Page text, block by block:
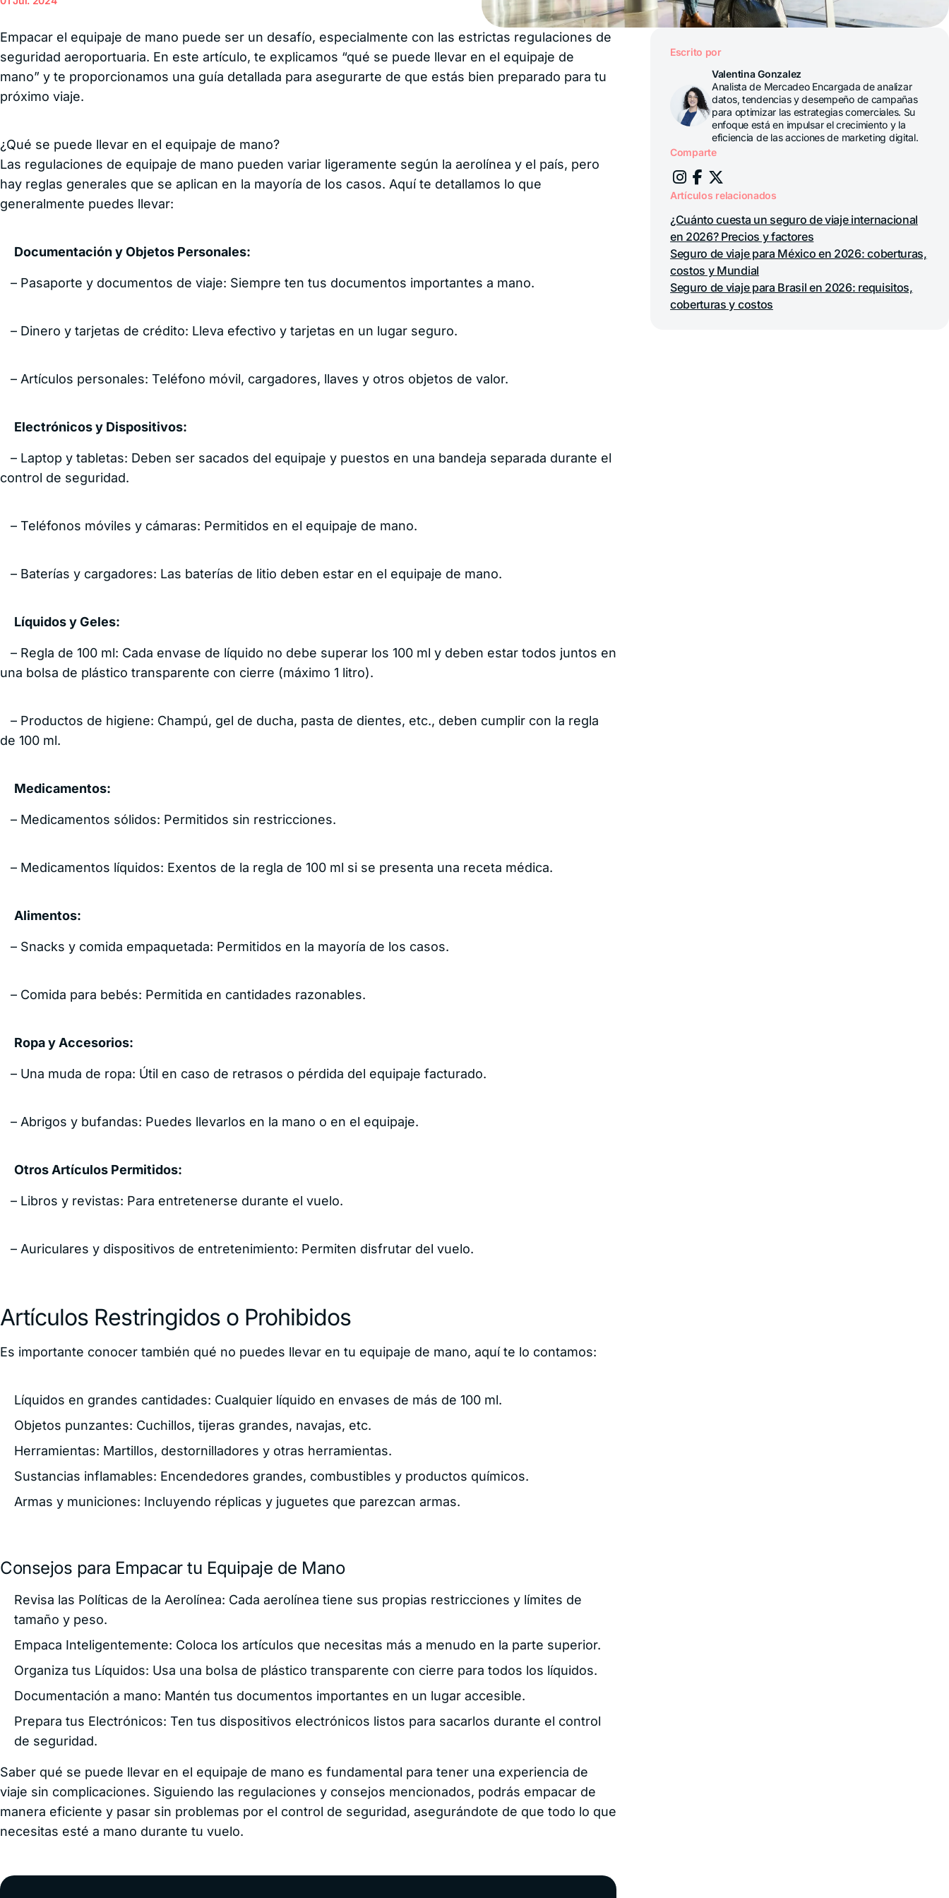
viaje para
mayores
Seguro de
viaje para
Seguro de
viaje para
cancelación
Seguro de
grupos
Seguro de
niños
viaje para
Work and
Cotiza por WhatsApp
Seguros de
corredores
Seguros de
viaje por
inclusión
Tengo una emergencia
¿Cuáles son los teléfonos
de emergencia?
moneda de pago de mi
cotización?
eSIM gratuito
Reportar tu emergencia
Empacar el equipaje de mano puede ser un desafío, especialmente con las estrictas regulaciones de
seguridad aeroportuaria. En este artículo, te explicamos “qué se puede llevar en el equipaje de
mano” y te proporcionamos una guía detallada para asegurarte de que estás bien preparado para tu
próximo viaje.
¿Qué se puede llevar en el equipaje de mano?
Las regulaciones de equipaje de mano pueden variar ligeramente según la aerolínea y el país, pero
hay reglas generales que se aplican en la mayoría de los casos. Aquí te detallamos lo que
generalmente puedes llevar:
Documentación y Objetos Personales:
– Pasaporte y documentos de viaje: Siempre ten tus documentos importantes a mano.
– Dinero y tarjetas de crédito: Lleva efectivo y tarjetas en un lugar seguro.
– Artículos personales: Teléfono móvil, cargadores, llaves y otros objetos de valor.
Electrónicos y Dispositivos:
– Laptop y tabletas: Deben ser sacados del equipaje y puestos en una bandeja separada durante el
control de seguridad.
– Teléfonos móviles y cámaras: Permitidos en el equipaje de mano.
– Baterías y cargadores: Las baterías de litio deben estar en el equipaje de mano.
Líquidos y Geles:
– Regla de 100 ml: Cada envase de líquido no debe superar los 100 ml y deben estar todos juntos en
una bolsa de plástico transparente con cierre (máximo 1 litro).
– Productos de higiene: Champú, gel de ducha, pasta de dientes, etc., deben cumplir con la regla
de 100 ml.
Medicamentos:
– Medicamentos sólidos: Permitidos sin restricciones.
– Medicamentos líquidos: Exentos de la regla de 100 ml si se presenta una receta médica.
Alimentos:
– Snacks y comida empaquetada: Permitidos en la mayoría de los casos.
– Comida para bebés: Permitida en cantidades razonables.
Ropa y Accesorios:
– Una muda de ropa: Útil en caso de retrasos o pérdida del equipaje facturado.
– Abrigos y bufandas: Puedes llevarlos en la mano o en el equipaje.
Otros Artículos Permitidos:
– Libros y revistas: Para entretenerse durante el vuelo.
– Auriculares y dispositivos de entretenimiento: Permiten disfrutar del vuelo.
Artículos Restringidos o Prohibidos
Es importante conocer también qué no puedes llevar en tu equipaje de mano, aquí te lo contamos:
Líquidos en grandes cantidades: Cualquier líquido en envases de más de 100 ml.
Objetos punzantes: Cuchillos, tijeras grandes, navajas, etc.
Herramientas: Martillos, destornilladores y otras herramientas.
Sustancias inflamables: Encendedores grandes, combustibles y productos químicos.
Armas y municiones: Incluyendo réplicas y juguetes que parezcan armas.
Consejos para Empacar tu Equipaje de Mano
Revisa las Políticas de la Aerolínea: Cada aerolínea tiene sus propias restricciones y límites de
tamaño y peso.
Empaca Inteligentemente: Coloca los artículos que necesitas más a menudo en la parte superior.
Organiza tus Líquidos: Usa una bolsa de plástico transparente con cierre para todos los líquidos.
Documentación a mano: Mantén tus documentos importantes en un lugar accesible.
Prepara tus Electrónicos: Ten tus dispositivos electrónicos listos para sacarlos durante el control
de seguridad.
Saber qué se puede llevar en el equipaje de mano es fundamental para tener una experiencia de
viaje sin complicaciones. Siguiendo las regulaciones y consejos mencionados, podrás empacar de
manera eficiente y pasar sin problemas por el control de seguridad, asegurándote de que todo lo que
necesitas esté a mano durante tu vuelo.
Escrito por
Valentina Gonzalez
Analista de Mercadeo Encargada de analizar
datos, tendencias y desempeño de campañas
para optimizar las estrategias comerciales. Su
enfoque está en impulsar el crecimiento y la
eficiencia de las acciones de marketing digital.
Comparte
Artículos relacionados
¿Cuánto cuesta un seguro de viaje internacional
en 2026? Precios y factores
Seguro de viaje para México en 2026: coberturas,
costos y Mundial
Seguro de viaje para Brasil en 2026: requisitos,
coberturas y costos